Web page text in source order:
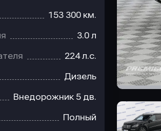
153 300 км.
3.0 л
224 л.с.
Дизель
Внедорожник 5 дв.
Полный